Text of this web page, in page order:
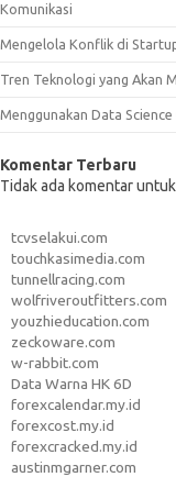
Komunikasi
Mengelola Konflik di
Tren Teknologi yang Akan
Menggunakan Data
Komentar Terbaru
Tidak ada komentar
tcvselakui.com
touchkasimedia.com
tunnellracing.com
wolfriveroutfitters.com
youzhieducation.com
zeckoware.com
w-rabbit.com
Data Warna HK 6D
forexcalendar.my.id
forexcost.my.id
forexcracked.my.id
austinmgarner.com